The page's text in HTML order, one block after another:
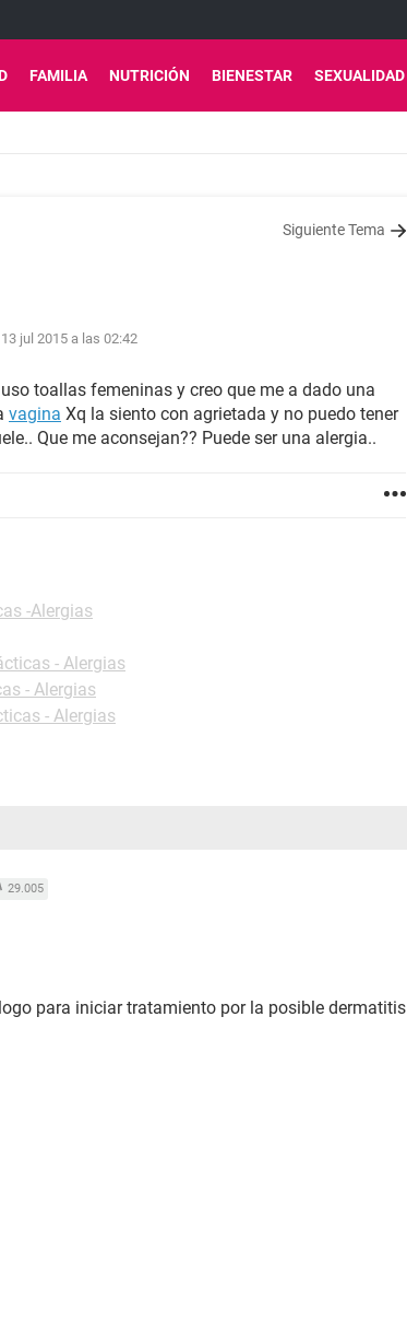
FAMILIA NUTRICIÓN BIENESTAR SEXUALIDAD
Siguiente Tema
13 jul 2015 a las 02:42
toallas femeninas y creo que me a dado una
vagina Xq la siento con agrietada y no puedo tener
Que me aconsejan?? Puede ser una alergia..
-Alergias
- Alergias
- Alergias
- Alergias
29.005
para iniciar tratamiento por la posible dermatitis